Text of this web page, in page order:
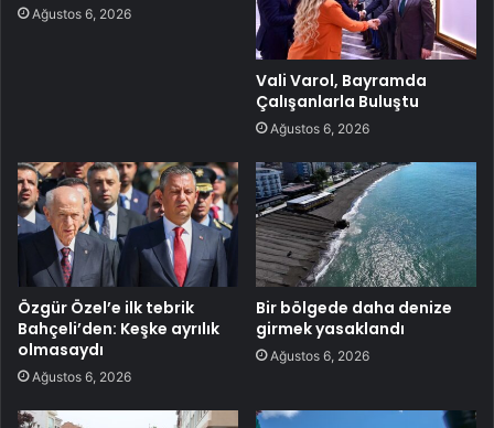
Ağustos 6, 2026
Vali Varol, Bayramda
Çalışanlarla Buluştu
Ağustos 6, 2026
Özgür Özel’e ilk tebrik
Bahçeli’den: Keşke ayrılık
olmasaydı
Ağustos 6, 2026
Bir bölgede daha denize
girmek yasaklandı
Ağustos 6, 2026